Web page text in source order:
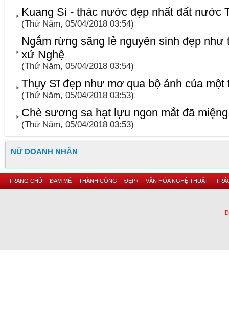
Kuang Si - thác nước đẹp nhất đất nước
(Thứ Năm, 05/04/2018 03:54)
Ngắm rừng săng lẻ nguyên sinh đẹp như
xứ Nghệ
(Thứ Năm, 05/04/2018 03:54)
Thụy Sĩ đẹp như mơ qua bộ ảnh của một
(Thứ Năm, 05/04/2018 03:53)
Chè sương sa hạt lựu ngon mắt đã
(Thứ Năm, 05/04/2018 03:53)
NỮ DOANH NHÂN
TRANG CHỦ ĐAM MÊ THÀNH CÔNG ĐẸP+ VĂN HÓA NGHỆ THUẬT